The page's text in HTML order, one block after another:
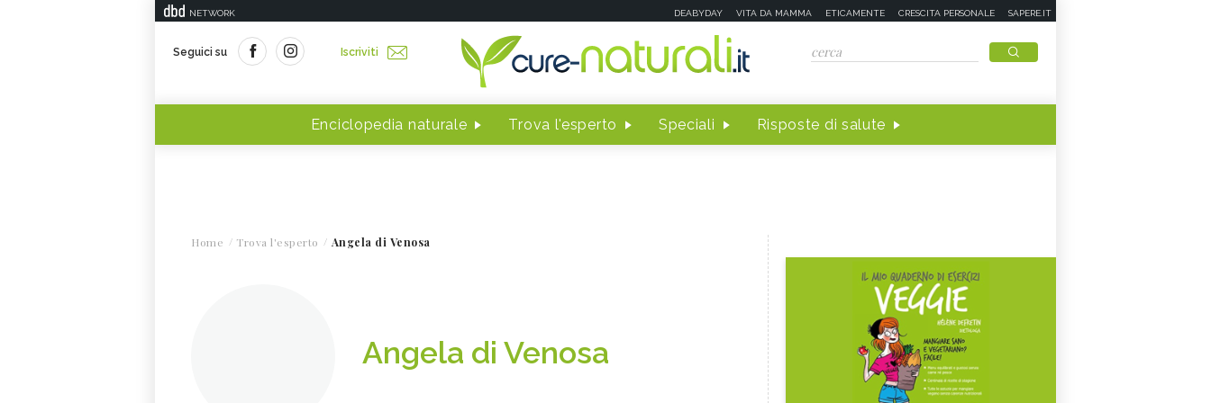
NETWORK DEABYDAY VITA DA MAMMA ETICAMENTE CRESCITA PERSONALE SAPERE.IT
Seguici su Iscriviti
Enciclopedia naturale Trova l'esperto Speciali Risposte di salute
Home Trova l'esperto Angela di Venosa
Angela di Venosa